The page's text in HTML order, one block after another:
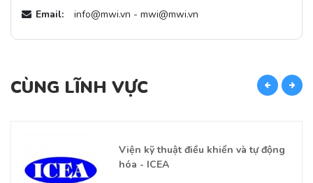
Email:
info@mwi.vn - mwi@mwi.vn
CÙNG LĨNH VỰC
Viện kỹ thuật điều khiển và tự động
hóa - ICEA